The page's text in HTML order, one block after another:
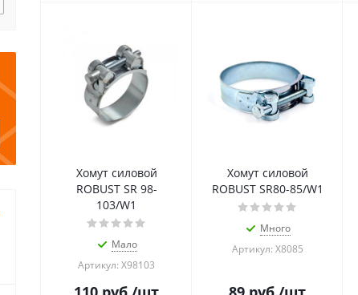
Хомут силовой
ROBUST SR 98-
103/W1
Мало
Артикул: Х98103
Хомут силовой
ROBUST SR80-85/W1
Много
Артикул: Х8085